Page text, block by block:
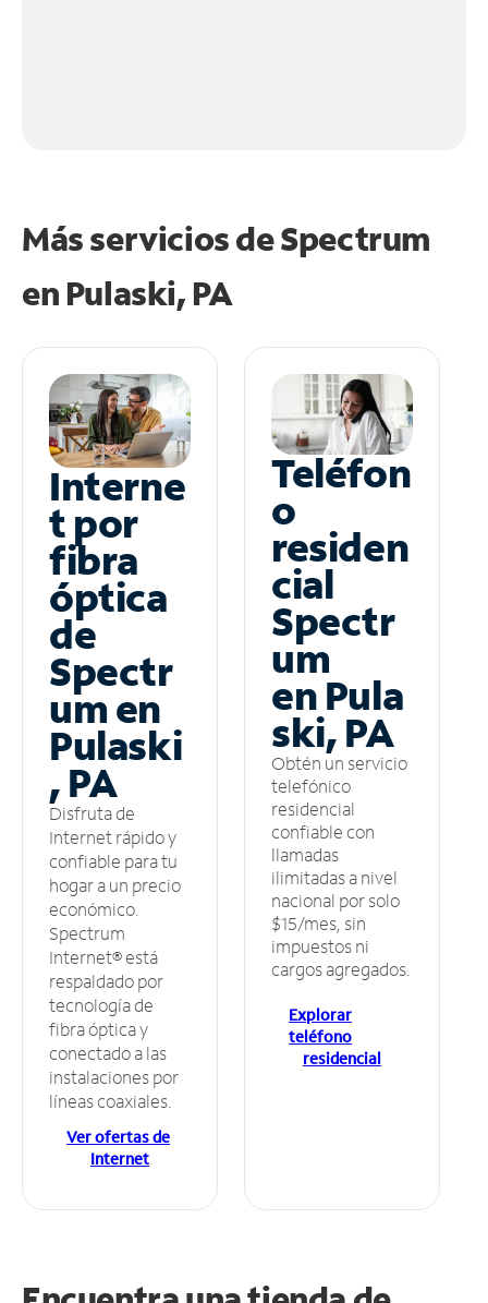
Más servicios de Spectrum
en Pulaski, PA
Interne
t por
fibra
óptica
de
Spectr
um en
Pulaski
, PA
Disfruta de
Internet rápido y
confiable para tu
hogar a un precio
económico.
Spectrum
Internet® está
respaldado por
tecnología de
fibra óptica y
conectado a las
instalaciones por
líneas coaxiales.
Ver ofertas de
Internet
Teléfon
o
residen
cial
Spectr
um
en Pula
ski, PA
Obtén un servicio
telefónico
residencial
confiable con
llamadas
ilimitadas a nivel
nacional por solo
$15/mes, sin
impuestos ni
cargos agregados.
Explorar
teléfono
residencial